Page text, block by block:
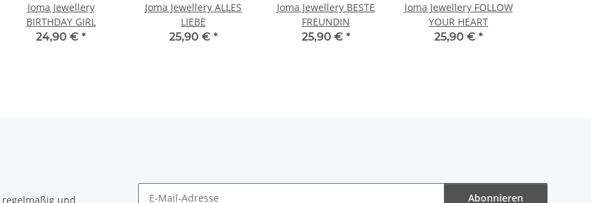
Joma Jewellery
BIRTHDAY GIRL
24,90 € *
Joma Jewellery ALLES
LIEBE
25,90 € *
Joma Jewellery BESTE
FREUNDIN
25,90 € *
Joma Jewellery FOLLOW
YOUR HEART
25,90 € *
regelmäßig und
Abonnieren